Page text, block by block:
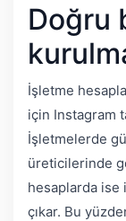
Doğru
İşletme
için Instagram
İşletmelerde
üreticilerinde
hesaplarda ise
çıkar. Bu